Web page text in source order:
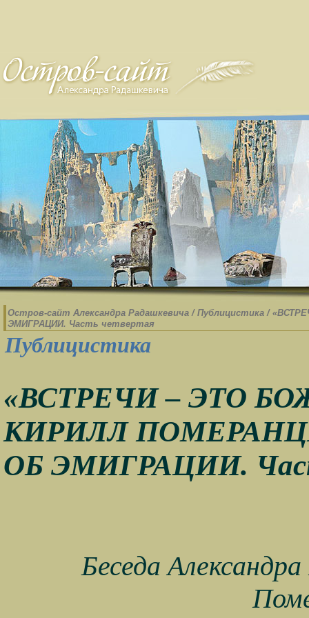
Остров-cайт Александра Радашкевича / Публицистика /
ЭМИГРАЦИИ. Часть четвертая
Публицистика
«ВСТРЕЧИ – ЭТО
КИРИЛЛ
ОБ ЭМИГРАЦИИ.
Беседа